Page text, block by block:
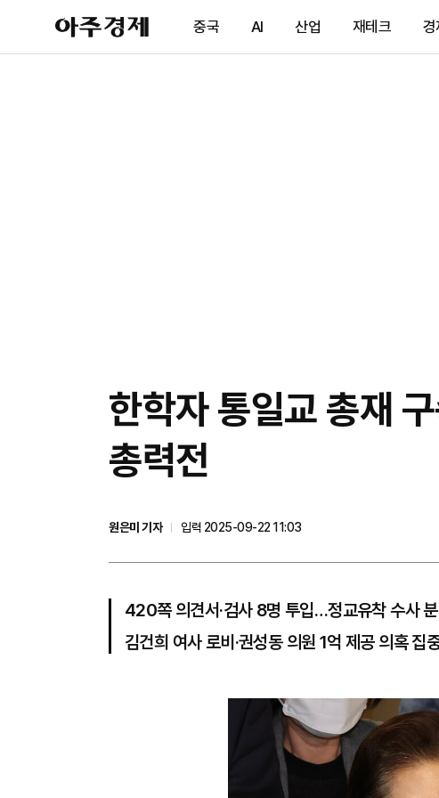
아
주
제
중국 AI 산업 재테크 경
한학자 통일교 총재
총력전
원은미 기자
입력 2025-09-22 11:03
420쪽 의견서·검사 8명 투입…정교유착 수사
김건희 여사 로비·권성동 의원 1억 제공 의혹 집